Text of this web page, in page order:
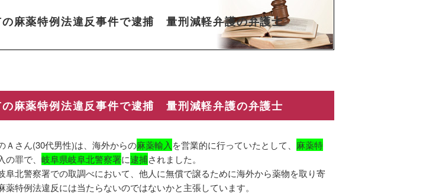
麻薬特例法違反事件で逮捕 量刑減軽弁護の弁護士
麻薬特例法違反事件で逮捕 量刑減軽弁護の弁護士
Ａさん(30代男性)は、海外からの麻薬輸入 を営業的に行っていたとして、 麻薬特
罪で、 岐阜県岐阜北警察署に逮捕されました。
阜北警察署での取調べにおいて、他人に無償で譲るために海外から薬物を取り寄
薬特例法違反には当たらないのではないかと主張しています。